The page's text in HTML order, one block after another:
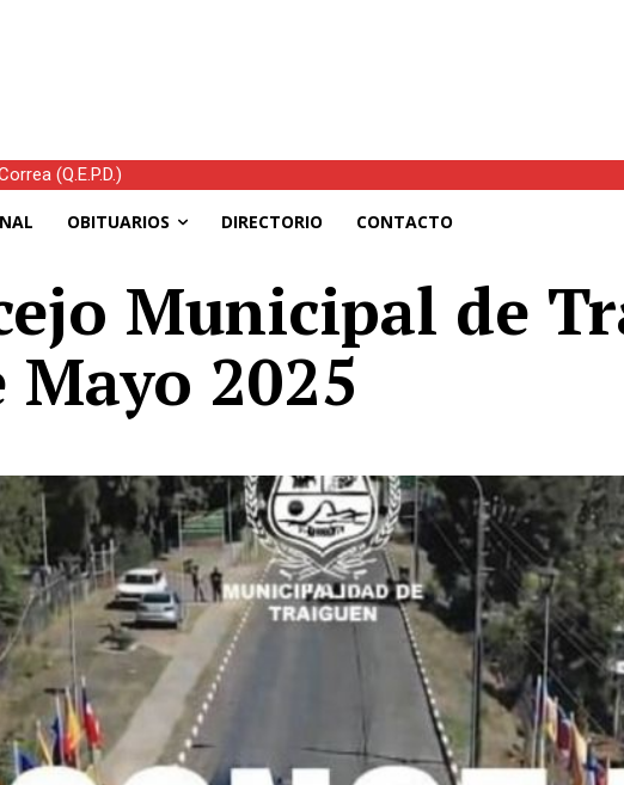
(Q.E.P.D.)
tras el temporal: mejoran las condiciones, continúan las ayudas y hoy
OBITUARIOS DIRECTORIO CONTACTO
Municipal de
Mayo 2025